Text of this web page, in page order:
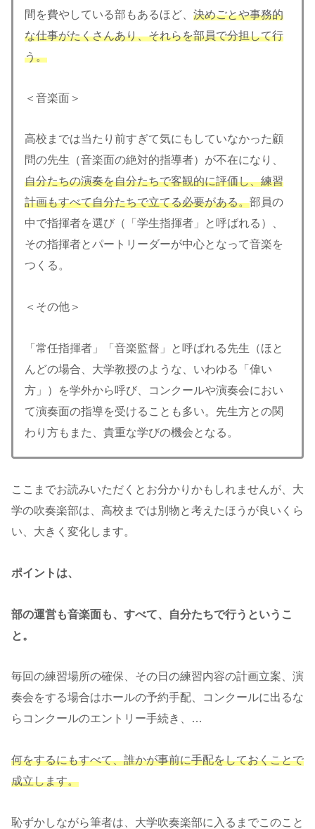
間を費やしている部もあるほど、 決めごとや事務的
な仕事がたくさんあり、それらを部員で分担して行
う。
＜音楽面＞
高校までは当たり前すぎて気にもしていなかった顧
問の先生（音楽面の絶対的指導者）が不在になり、
自分たちの演奏を自分たちで客観的に評価し、練習
計画もすべて自分たちで立てる必要がある。部員の
中で指揮者を選び（「学生指揮者」と呼ばれる）、
その指揮者とパートリーダーが中心となって音楽を
つくる。
＜その他＞
「常任指揮者」「音楽監督」と呼ばれる先生（ほと
んどの場合、大学教授のような、いわゆる「偉い
方」）を学外から呼び、コンクールや演奏会におい
て演奏面の指導を受けることも多い。先生方との関
わり方もまた、貴重な学びの機会となる。
ここまでお読みいただくとお分かりかもしれませんが、大
学の吹奏楽部は、高校までは別物と考えたほうが良いくら
い、大きく変化します。
ポイントは、
部の運営も音楽面も、すべて、自分たちで行うというこ
と。
毎回の練習場所の確保、その日の練習内容の計画立案、演
奏会をする場合はホールの予約手配、コンクールに出るな
らコンクールのエントリー手続き、…
何をするにもすべて、誰かが事前に手配をしておくことで
成立します。
恥ずかしながら筆者は、大学吹奏楽部に入るまでこのこと